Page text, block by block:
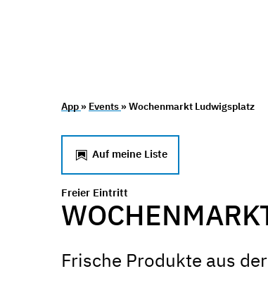
App » Events » Wochenmarkt Ludwigsplatz
Auf meine Liste
Freier Eintritt
Frische Produkte aus